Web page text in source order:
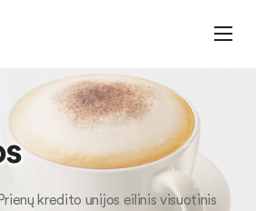
kredito unijos eilinis visuotinis